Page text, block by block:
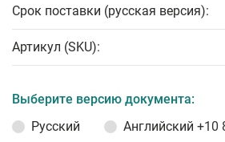
Срок поставки (русская версия):
Артикул (SKU):
Выберите версию документа:
Русский
Английский +10